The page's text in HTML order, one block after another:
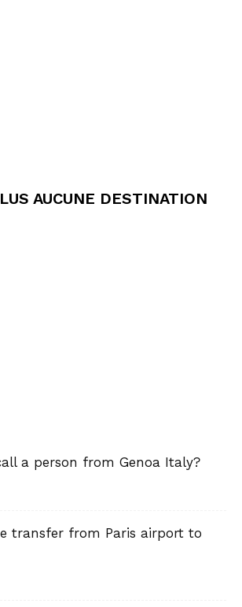
AUCUNE DESTINATION
a person from Genoa Italy?
transfer from Paris airport to